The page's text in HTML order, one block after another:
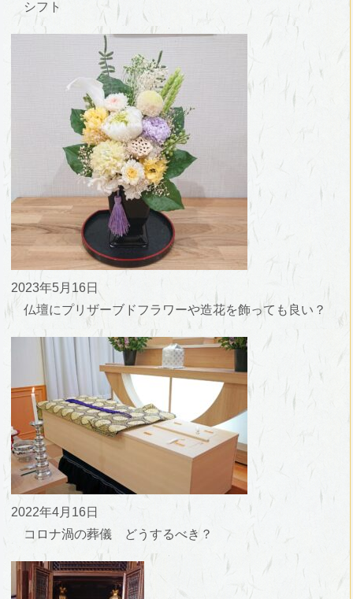
シフト
2023年5月16日
仏壇にプリザーブドフラワーや造花を飾っても良い？
2022年4月16日
コロナ渦の葬儀 どうするべき？